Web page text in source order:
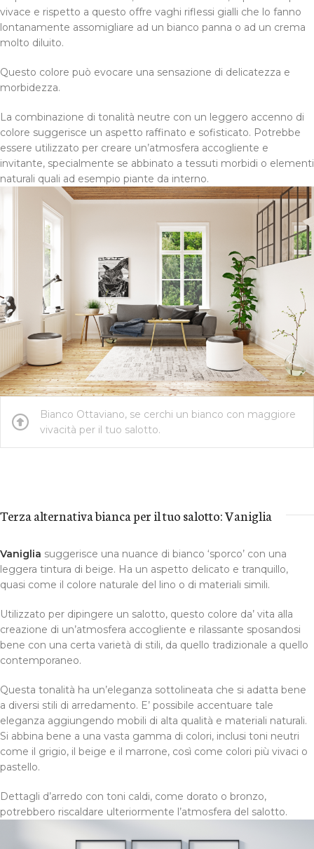
vivace e rispetto a questo offre vaghi riflessi gialli che lo fanno
lontanamente assomigliare ad un bianco panna o ad un crema
molto diluito.
Questo colore può evocare una sensazione di delicatezza e
morbidezza.
La combinazione di tonalità neutre con un leggero accenno di
colore suggerisce un aspetto raffinato e sofisticato. Potrebbe
essere utilizzato per creare un’atmosfera accogliente e
invitante, specialmente se abbinato a tessuti morbidi o elementi
naturali quali ad esempio piante da interno.
Bianco Ottaviano, se cerchi un bianco con maggiore
vivacità per il tuo salotto.
Terza alternativa bianca per il tuo salotto: Vaniglia
Vaniglia suggerisce una nuance di bianco ‘sporco’ con una
leggera tintura di beige. Ha un aspetto delicato e tranquillo,
quasi come il colore naturale del lino o di materiali simili.
Utilizzato per dipingere un salotto, questo colore da’ vita alla
creazione di un’atmosfera accogliente e rilassante sposandosi
bene con una certa varietà di stili, da quello tradizionale a quello
contemporaneo.
Questa tonalità ha un’eleganza sottolineata che si adatta bene
a diversi stili di arredamento. E’ possibile accentuare tale
eleganza aggiungendo mobili di alta qualità e materiali naturali.
Si abbina bene a una vasta gamma di colori, inclusi toni neutri
come il grigio, il beige e il marrone, così come colori più vivaci o
pastello.
Dettagli d’arredo con toni caldi, come dorato o bronzo,
potrebbero riscaldare ulteriormente l’atmosfera del salotto.